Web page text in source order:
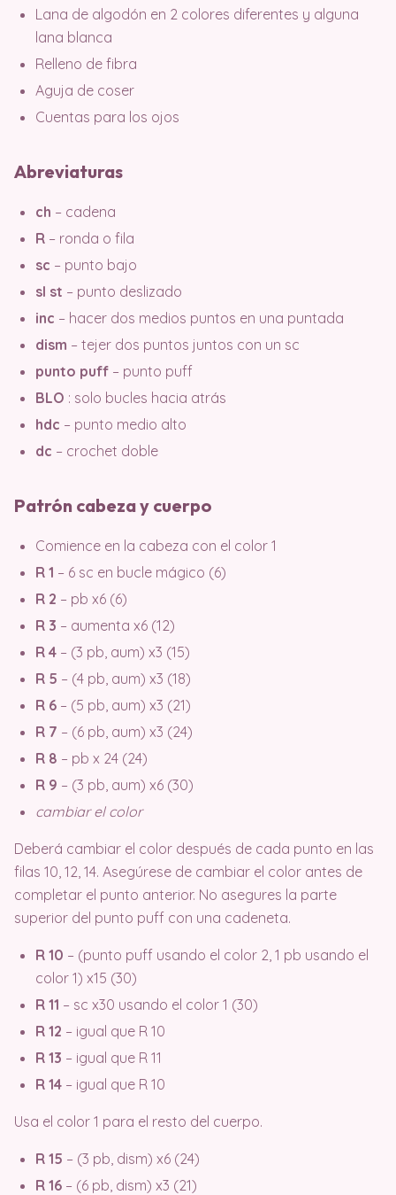
Lana de algodón en 2 colores diferentes y alguna
lana blanca
Relleno de fibra
Aguja de coser
Cuentas para los ojos
Abreviaturas
ch – cadena
R – ronda o fila
sc – punto bajo
sl st – punto deslizado
inc – hacer dos medios puntos en una puntada
dism – tejer dos puntos juntos con un sc
punto puff – punto puff
BLO : solo bucles hacia atrás
hdc – punto medio alto
dc – crochet doble
Patrón cabeza y cuerpo
Comience en la cabeza con el color 1
R 1 – 6 sc en bucle mágico (6)
R 2 – pb x6 (6)
R 3 – aumenta x6 (12)
R 4 – (3 pb, aum) x3 (15)
R 5 – (4 pb, aum) x3 (18)
R 6 – (5 pb, aum) x3 (21)
R 7 – (6 pb, aum) x3 (24)
R 8 – pb x 24 (24)
R 9 – (3 pb, aum) x6 (30)
cambiar el color
Deberá cambiar el color después de cada punto en las
filas 10, 12, 14. Asegúrese de cambiar el color antes de
completar el punto anterior. No asegures la parte
superior del punto puff con una cadeneta.
R 10 – (punto puff usando el color 2, 1 pb usando el
color 1) x15 (30)
R 11 – sc x30 usando el color 1 (30)
R 12 – igual que R 10
R 13 – igual que R 11
R 14 – igual que R 10
Usa el color 1 para el resto del cuerpo.
R 15 – (3 pb, dism) x6 (24)
R 16 – (6 pb, dism) x3 (21)